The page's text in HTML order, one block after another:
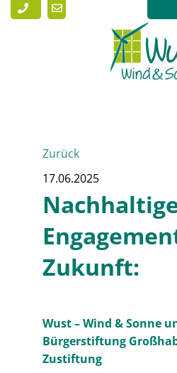
Zurück
17.06.2025
Zukunft:
Wust – Wind & Sonne
Bürgerstiftung
Zustiftung